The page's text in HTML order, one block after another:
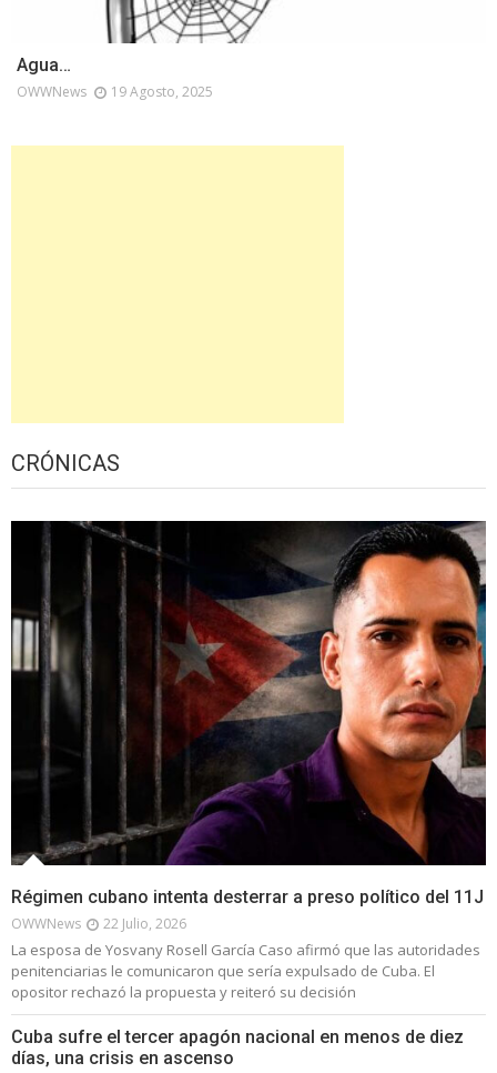
Agua…
OWWNews 19 Agosto, 2025
CRÓNICAS
Régimen cubano intenta desterrar a preso político del 11J
OWWNews 22 Julio, 2026
La esposa de Yosvany Rosell García Caso afirmó que las autoridades
penitenciarias le comunicaron que sería expulsado de Cuba. El
opositor rechazó la propuesta y reiteró su decisión
Cuba sufre el tercer apagón nacional en menos de diez
días, una crisis en ascenso